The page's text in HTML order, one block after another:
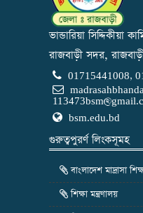
ভান্ডারিয়া সিদ্দিকীয়া
রাজবাড়ী সদর,
01715441008,
bsm.edu.bd
গুরুত্বপুরর্ণ লিংকসূমহ
বাংলাদেশ মাদ্রাসা
শিক্ষা মন্ত্রণালয়